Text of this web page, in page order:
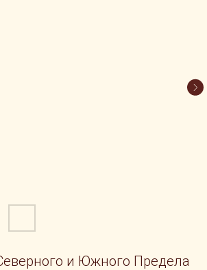
и Южного Предела